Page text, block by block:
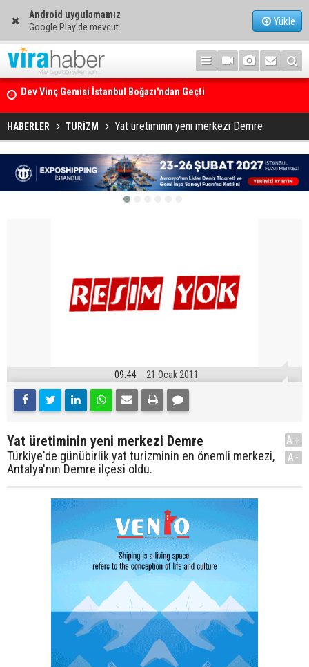
Android uygulamamız
Google Play'de mevcut
Yükle
Ege Denizi’nin En Büyük Mercan Ormanı
HABERLER TURİZM Yat üretiminin yeni merkezi Demre
09:44 21 Ocak 2011
Yat üretiminin yeni merkezi Demre
Türkiye'de günübirlik yat turizminin en önemli merkezi,
Antalya'nın Demre ilçesi oldu.
A+
A-